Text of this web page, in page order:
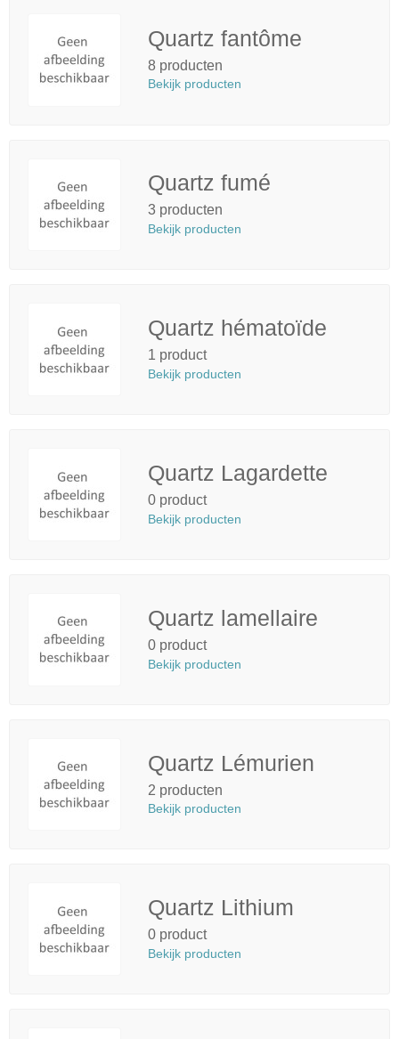
Quartz fantôme
8 producten
Bekijk producten
Quartz fumé
3 producten
Bekijk producten
Quartz hématoïde
1 product
Bekijk producten
Quartz Lagardette
0 product
Bekijk producten
Quartz lamellaire
0 product
Bekijk producten
Quartz Lémurien
2 producten
Bekijk producten
Quartz Lithium
0 product
Bekijk producten